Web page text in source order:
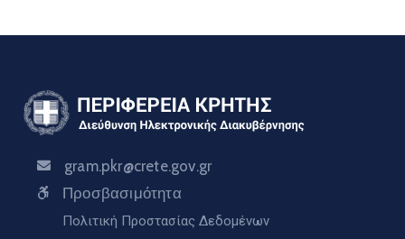
gram.pkr@crete.gov.gr
Προσβασιμότητα
Πολιτική Προστασίας Δεδομένων